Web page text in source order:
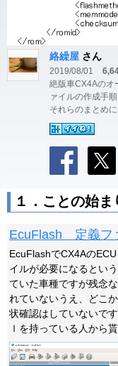
絡繰屋 さん
2019/08/01
絶版車CX4Aのオ
ァイルの作成手
それらのまとめに
１．ことの始
EcuFlash 定義フ
EcuFlashでCX4Aの
イルが必要になるとい
ていた車種ですが残念
れていないうえ、どこ
状確認はしていないで
ｌを持っている人から